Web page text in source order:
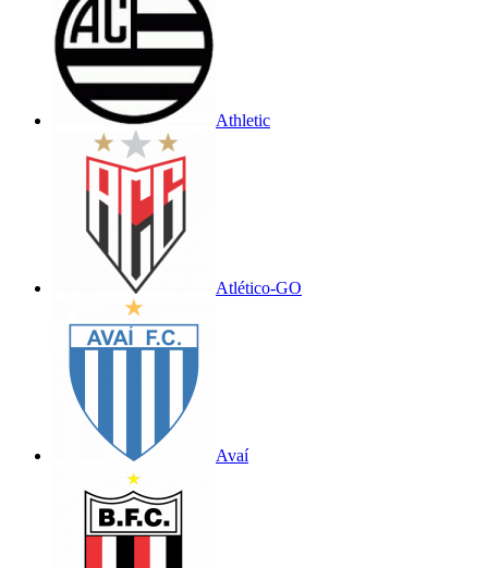
Athletic
Atlético-GO
Avaí